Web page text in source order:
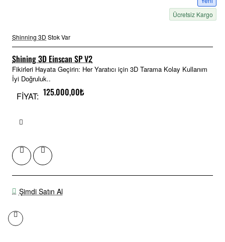
Ücretsiz Kargo
Shinning 3D Stok Var
Shining 3D Einscan SP V2
Fikirleri Hayata Geçirin: Her Yaratıcı için 3D Tarama Kolay Kullanım
İyi Doğruluk..
FİYAT: 125.000,00₺
Şimdi Satın Al